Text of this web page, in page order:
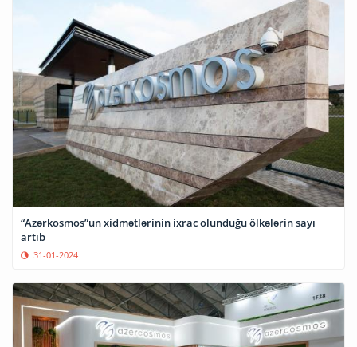
“Azərkosmos”un xidmətlərinin ixrac olunduğu ölkələrin sayı
artıb
31-01-2024